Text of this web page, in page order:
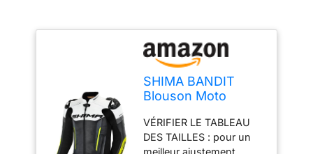
SHIMA BANDIT
Blouson Moto
Sport Moto en cuir
d'été ventilé avec
VÉRIFIER LE TABLEAU
DES TAILLES : pour un